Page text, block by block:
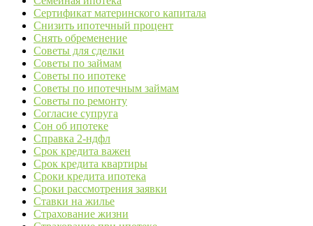
Сертификат материнского капитала
Снизить ипотечный процент
Снять обременение
Советы для сделки
Советы по займам
Советы по ипотеке
Советы по ипотечным займам
Советы по ремонту
Согласие супруга
Сон об ипотеке
Справка 2-ндфл
Срок кредита важен
Срок кредита квартиры
Сроки кредита ипотека
Сроки рассмотрения заявки
Ставки на жилье
Страхование жизни